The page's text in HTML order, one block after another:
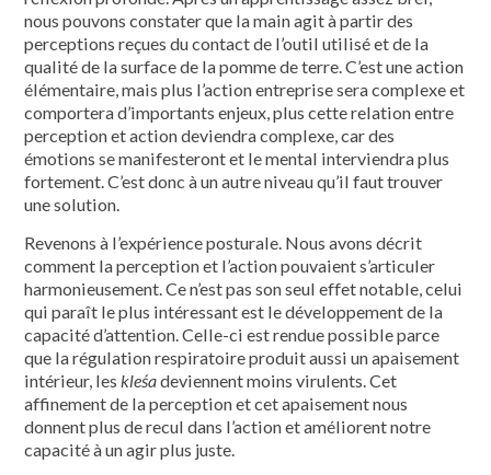
nous pouvons constater que la main agit à partir des
perceptions reçues du contact de l’outil utilisé et de la
qualité de la surface de la pomme de terre. C’est une action
élémentaire, mais plus l’action entreprise sera complexe et
comportera d’importants enjeux, plus cette relation entre
perception et action deviendra complexe, car des
émotions se manifesteront et le mental interviendra plus
fortement. C’est donc à un autre niveau qu’il faut trouver
une solution.
Revenons à l’expérience posturale. Nous avons décrit
comment la perception et l’action pouvaient s’articuler
harmonieusement. Ce n’est pas son seul effet notable, celui
qui paraît le plus intéressant est le développement de la
capacité d’attention. Celle-ci est rendue possible parce
que la régulation respiratoire produit aussi un apaisement
intérieur, les kleśadeviennent moins virulents. Cet
affinement de la perception et cet apaisement nous
donnent plus de recul dans l’action et améliorent notre
capacité à un agir plus juste.